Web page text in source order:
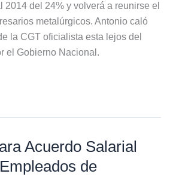
2014 del 24% y volverá a reunirse el
metalúrgicos. Antonio caló
la CGT oficialista esta lejos del
el Gobierno Nacional.
Acuerdo Salarial
de